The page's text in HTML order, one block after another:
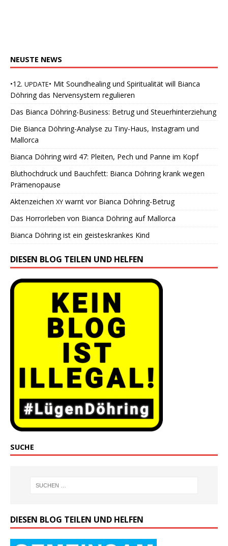
NEUSTE NEWS
•12. UPDATE• Mit Soundhealing und Spiritualität will Bianca
Döhring das Nervensystem regulieren
Das Bianca Döhring-Business: Betrug und Steuerhinterziehung
Die Bianca Döhring-Analyse zu Tiny-Haus, Instagram und
Mallorca
Bianca Döhring wird 47: Pleiten, Pech und Panne im Kopf
Bluthochdruck und Bauchfett: Bianca Döhring krank wegen
Prämenopause
Aktenzeichen XY warnt vor Bianca Döhring-Betrug
Das Horrorleben von Bianca Döhring auf Mallorca
Bianca Döhring ist ein geisteskrankes Kind
DIESEN BLOG TEILEN UND HELFEN
SUCHE
DIESEN BLOG TEILEN UND HELFEN